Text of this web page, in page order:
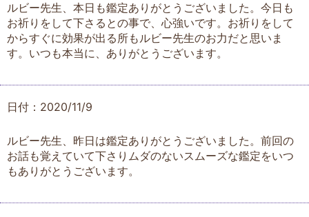
ルビー先生、本日も鑑定ありがとうございました。今日も
お祈りをして下さるとの事で、心強いです。お祈りをして
からすぐに効果が出る所もルビー先生のお力だと思いま
す。いつも本当に、ありがとうございます。
日付：2020/11/9
ルビー先生、昨日は鑑定ありがとうございました。前回の
お話も覚えていて下さりムダのないスムーズな鑑定をいつ
もありがとうございます。